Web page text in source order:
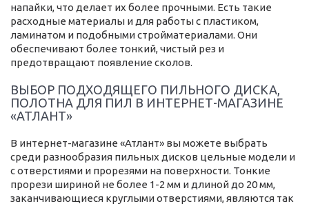
напайки, что делает их более прочными. Есть такие
расходные материалы и для работы с пластиком,
ламинатом и подобными стройматериалами. Они
обеспечивают более тонкий, чистый рез и
предотвращают появление сколов.
ВЫБОР ПОДХОДЯЩЕГО ПИЛЬНОГО ДИСКА,
ПОЛОТНА ДЛЯ ПИЛ В ИНТЕРНЕТ-МАГАЗИНЕ
«АТЛАНТ»
В интернет-магазине «Атлант» вы можете выбрать
среди разнообразия пильных дисков цельные модели и
с отверстиями и прорезями на поверхности. Тонкие
прорези шириной не более 1-2 мм и длиной до 20 мм,
заканчивающиеся круглыми отверстиями, являются так